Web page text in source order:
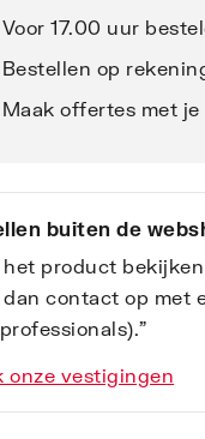
Voor 17.00 uur
Bestellen op
Maak offertes met je
buiten de
het product
dan contact op met
onze vestigingen